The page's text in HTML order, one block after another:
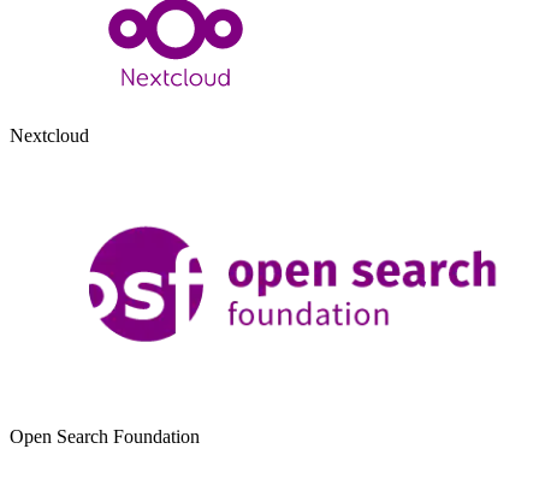
Nextcloud
Open Search Foundation